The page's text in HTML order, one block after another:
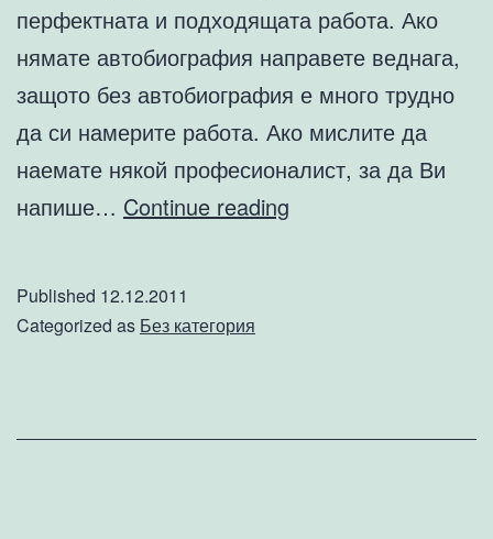
перфектната и подходящата работа. Ако
нямате автобиография направете веднага,
защото без автобиография е много трудно
да си намерите работа. Ако мислите да
наемате някой професионалист, за да Ви
напише… Continue reading
Published 12.12.2011
Categorized as Без категория